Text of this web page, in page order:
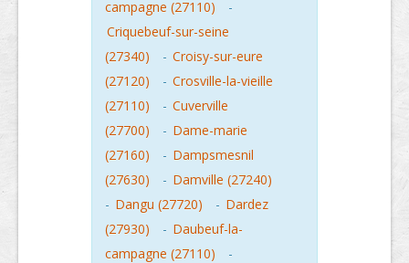
campagne (27110)
-
Criquebeuf-sur-seine
(27340)
- Croisy-sur-eure
(27120)
- Crosville-la-vieille
(27110)
- Cuverville
(27700)
- Dame-marie
(27160)
- Dampsmesnil
(27630)
- Damville (27240)
- Dangu (27720) - Dardez
(27930)
- Daubeuf-la-
campagne (27110)
-